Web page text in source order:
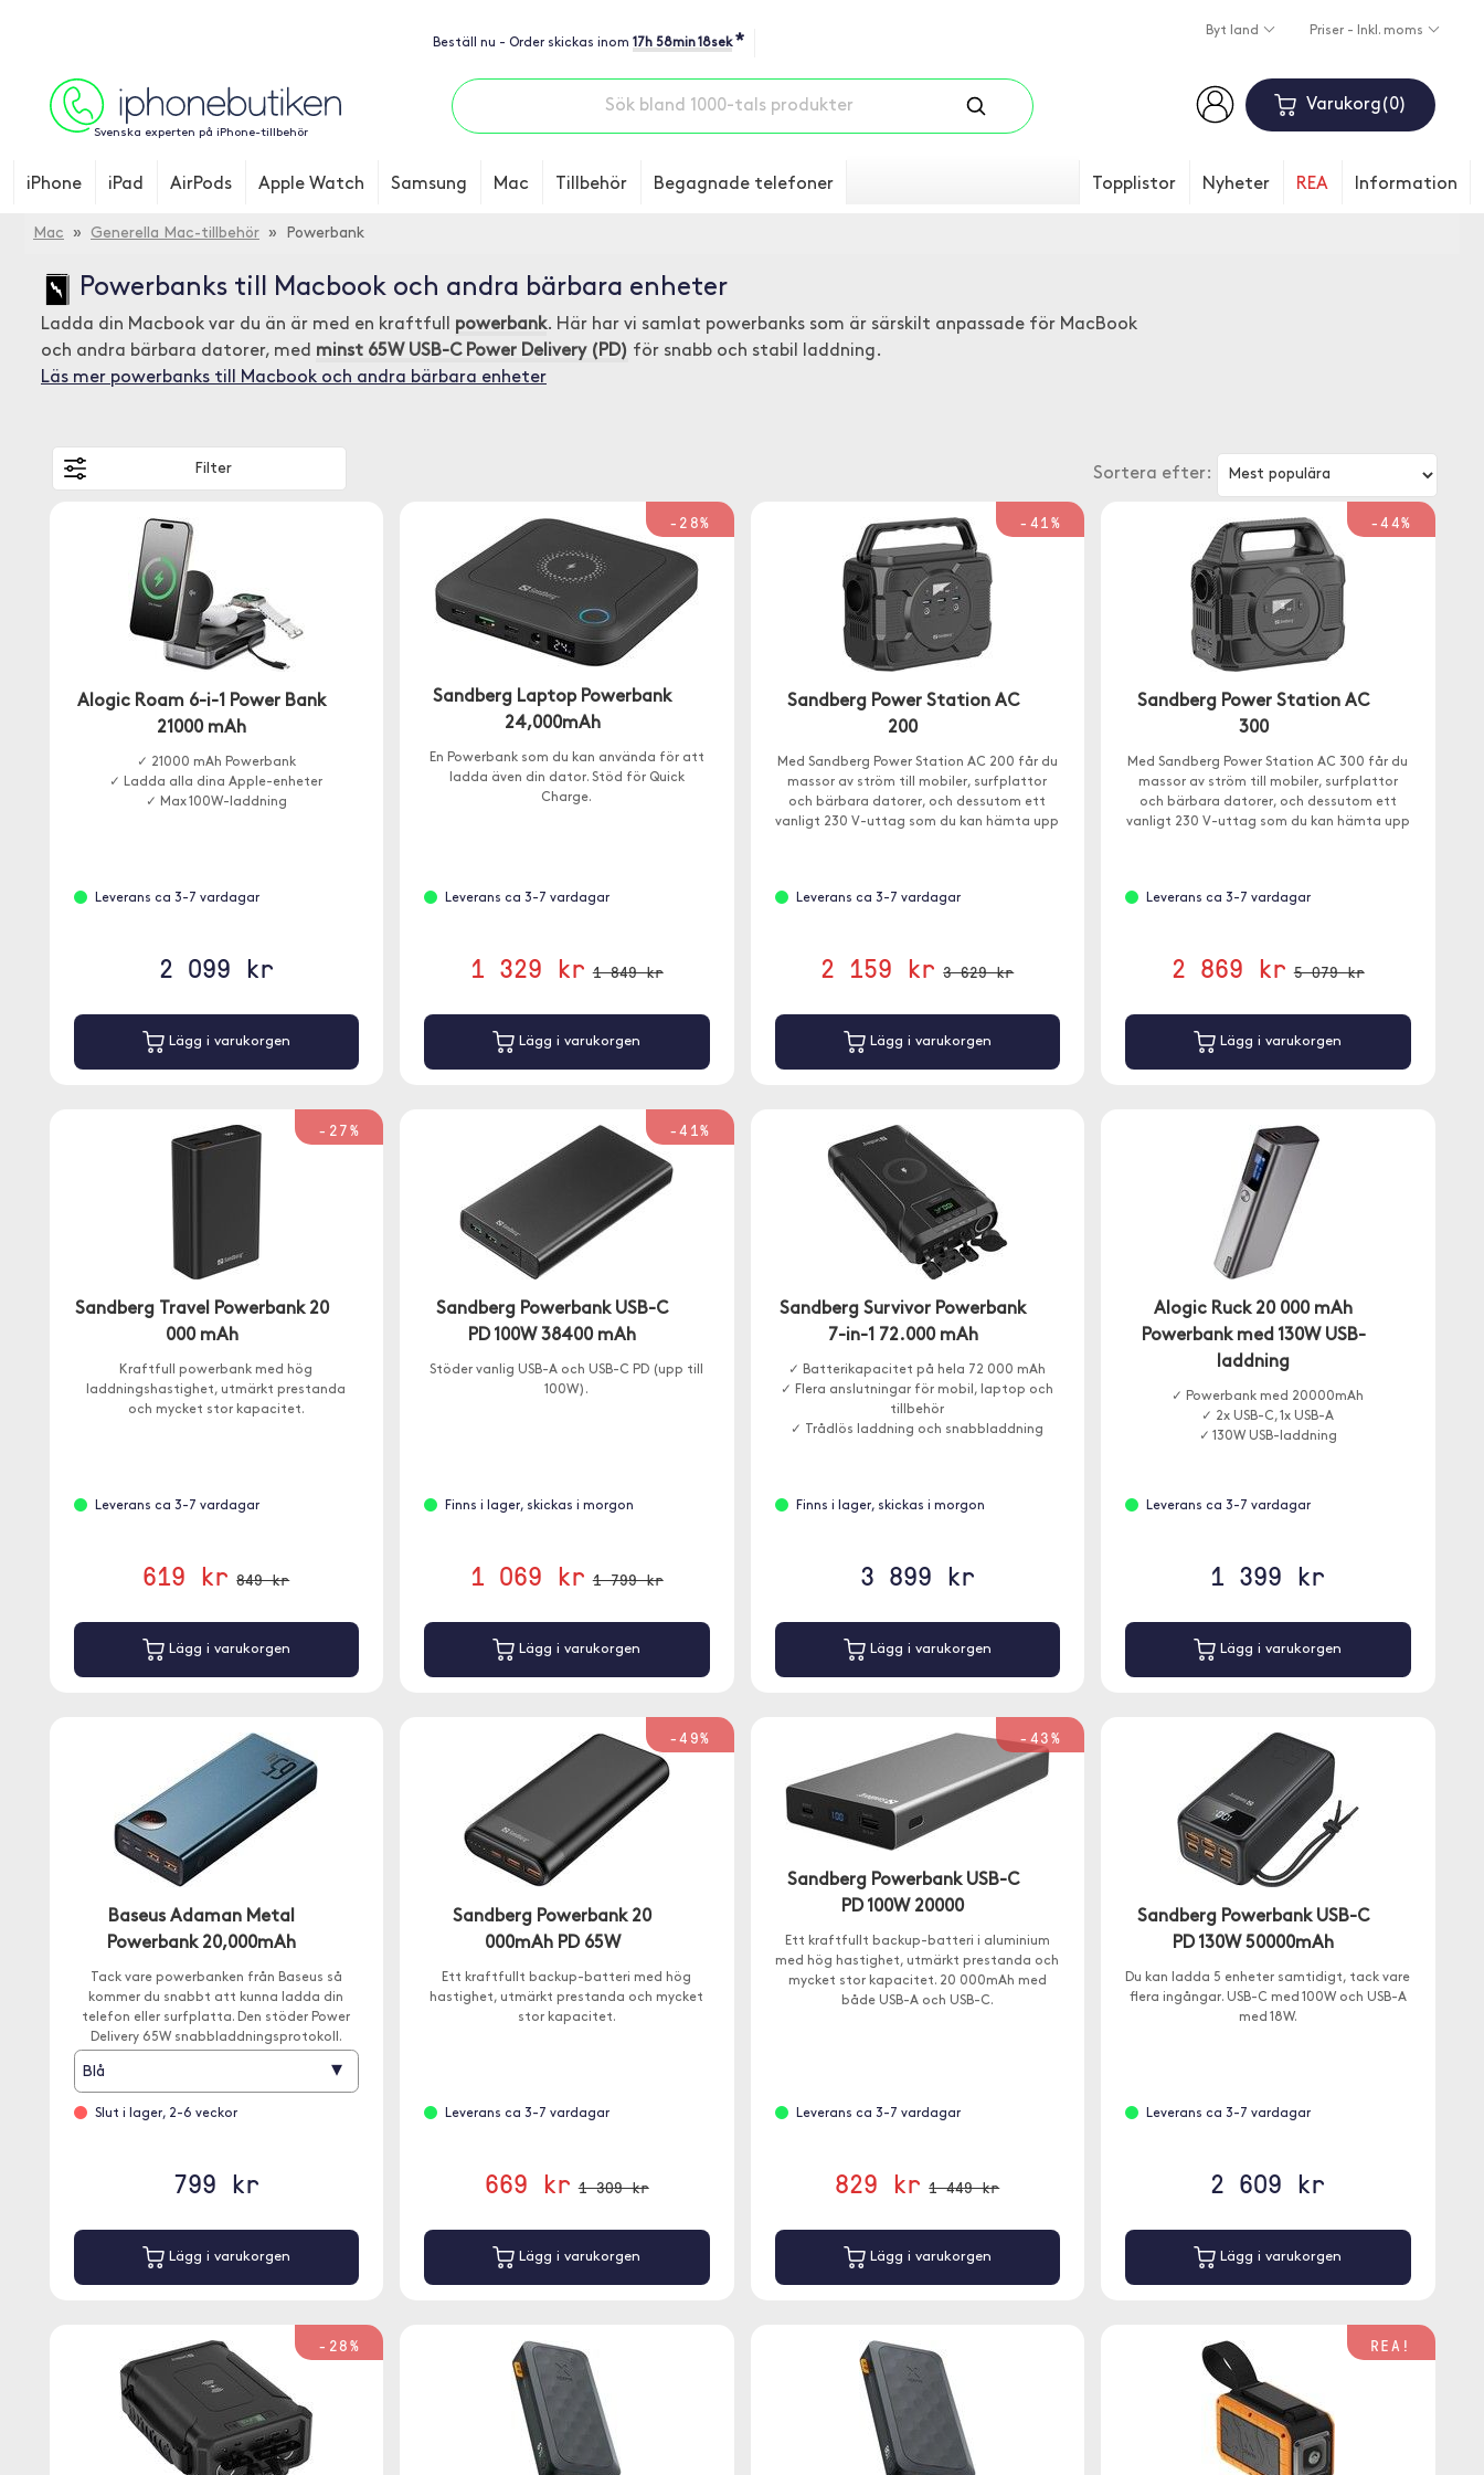
Beställ nu - Order skickas inom 17h 58min 17sek *
Byt land Priser - Inkl. moms
Svenska experten på iPhone-tillbehör
Varukorg 0
iPhone iPad AirPods Apple Watch Samsung Mac Tillbehör Begagnade telefoner Topplistor Nyheter REA Information
Mac » Generella Mac-tillbehör » Powerbank
Powerbanks till Macbook och andra bärbara enheter
Ladda din Macbook var du än är med en kraftfull powerbank. Här har vi samlat powerbanks som är särskilt anpassade för MacBook
och andra bärbara datorer, med minst 65W USB-C Power Delivery (PD) för snabb och stabil laddning.
Läs mer powerbanks till Macbook och andra bärbara enheter
Sortera efter:
Filter
Alogic Roam 6-i-1 Power Bank
21000 mAh
✓ 21000 mAh Powerbank
✓ Ladda alla dina Apple-enheter
✓ Max 100W-laddning
Leverans ca 3-7 vardagar
2 099 kr
Lägg i varukorgen
-28%
Sandberg Laptop Powerbank
24,000mAh
En Powerbank som du kan använda för att
ladda även din dator. Stöd för Quick
Charge.
Leverans ca 3-7 vardagar
1 329 kr 1 849 kr
Lägg i varukorgen
-41%
Sandberg Power Station AC
200
Med Sandberg Power Station AC 200 får du
massor av ström till mobiler, surfplattor
och bärbara datorer, och dessutom ett
vanligt 230 V-uttag som du kan hämta upp
Leverans ca 3-7 vardagar
2 159 kr 3 629 kr
Lägg i varukorgen
-44%
Sandberg Power Station AC
300
Med Sandberg Power Station AC 300 får du
massor av ström till mobiler, surfplattor
och bärbara datorer, och dessutom ett
vanligt 230 V-uttag som du kan hämta upp
Leverans ca 3-7 vardagar
2 869 kr 5 079 kr
Lägg i varukorgen
-27%
Sandberg Travel Powerbank 20
000 mAh
Kraftfull powerbank med hög
laddningshastighet, utmärkt prestanda
och mycket stor kapacitet.
Leverans ca 3-7 vardagar
619 kr 849 kr
Lägg i varukorgen
-41%
Sandberg Powerbank USB-C
PD 100W 38400 mAh
Stöder vanlig USB-A och USB-C PD (upp till
100W).
Finns i lager, skickas i morgon
1 069 kr 1 799 kr
Lägg i varukorgen
Sandberg Survivor Powerbank
7-in-1 72.000 mAh
✓ Batterikapacitet på hela 72 000 mAh
✓ Flera anslutningar för mobil, laptop och
tillbehör
✓ Trådlös laddning och snabbladdning
Finns i lager, skickas i morgon
3 899 kr
Lägg i varukorgen
Alogic Ruck 20 000 mAh
Powerbank med 130W USB-
laddning
✓ Powerbank med 20000mAh
✓ 2x USB-C, 1x USB-A
✓ 130W USB-laddning
Leverans ca 3-7 vardagar
1 399 kr
Lägg i varukorgen
Baseus Adaman Metal
Powerbank 20,000mAh
Tack vare powerbanken från Baseus så
kommer du snabbt att kunna ladda din
telefon eller surfplatta. Den stöder Power
Delivery 65W snabbladdningsprotokoll.
Blå ▾
Slut i lager, 2-6 veckor
799 kr
Lägg i varukorgen
-49%
Sandberg Powerbank 20
000mAh PD 65W
Ett kraftfullt backup-batteri med hög
hastighet, utmärkt prestanda och mycket
stor kapacitet.
Leverans ca 3-7 vardagar
669 kr 1 309 kr
Lägg i varukorgen
-43%
Sandberg Powerbank USB-C
PD 100W 20000
Ett kraftfullt backup-batteri i aluminium
med hög hastighet, utmärkt prestanda och
mycket stor kapacitet. 20 000mAh med
både USB-A och USB-C.
Leverans ca 3-7 vardagar
829 kr 1 449 kr
Lägg i varukorgen
Sandberg Powerbank USB-C
PD 130W 50000mAh
Du kan ladda 5 enheter samtidigt, tack vare
flera ingångar. USB-C med 100W och USB-A
med 18W.
Leverans ca 3-7 vardagar
2 609 kr
Lägg i varukorgen
-28% REA!